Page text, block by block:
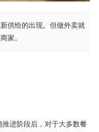
供给的出现。但做外卖就
家。
进阶段后，对于大多数餐